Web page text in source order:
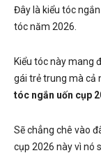
Đây là kiểu tóc
tóc năm 2026.
Kiểu tóc này mang
gái trẻ trung mà cả
tóc ngắn uốn cụp
Sẽ chẳng chê vào
cụp 2026 này vì nó